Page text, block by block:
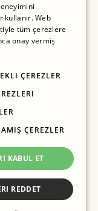
Web
tüm çerezlere
onay vermiş
ÇEREZLER
ÇEREZLER
KABUL ET
REDDET